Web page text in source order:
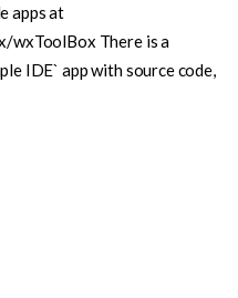
apps at
wxToolBox There is a
IDE` app with source code,